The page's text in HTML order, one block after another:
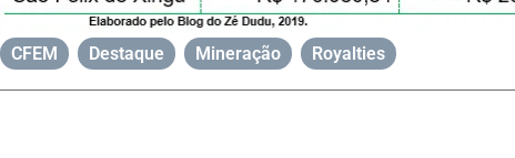
CFEM Destaque Mineração Royalties